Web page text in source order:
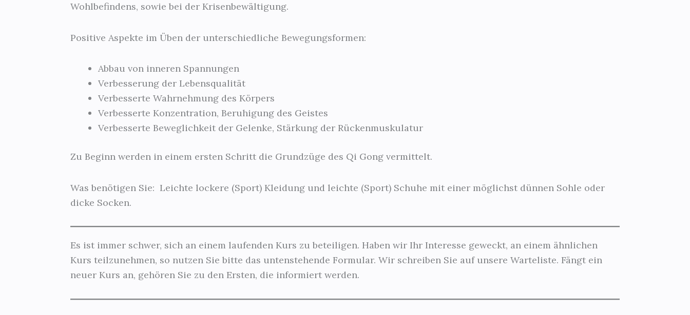
Wohlbefindens, sowie bei der Krisenbewältigung.
Positive Aspekte im Üben der unterschiedliche Bewegungsformen:
Abbau von inneren Spannungen
Verbesserung der Lebensqualität
Verbesserte Wahrnehmung des Körpers
Verbesserte Konzentration, Beruhigung des Geistes
Verbesserte Beweglichkeit der Gelenke, Stärkung der Rückenmuskulatur
Zu Beginn werden in einem ersten Schritt die Grundzüge des Qi Gong vermittelt.
Was benötigen Sie: Leichte lockere (Sport) Kleidung und leichte (Sport) Schuhe mit einer möglichst dünnen Sohle oder
dicke Socken.
Es ist immer schwer, sich an einem laufenden Kurs zu beteiligen. Haben wir Ihr Interesse geweckt, an einem ähnlichen
Kurs teilzunehmen, so nutzen Sie bitte das untenstehende Formular. Wir schreiben Sie auf unsere Warteliste. Fängt ein
neuer Kurs an, gehören Sie zu den Ersten, die informiert werden.